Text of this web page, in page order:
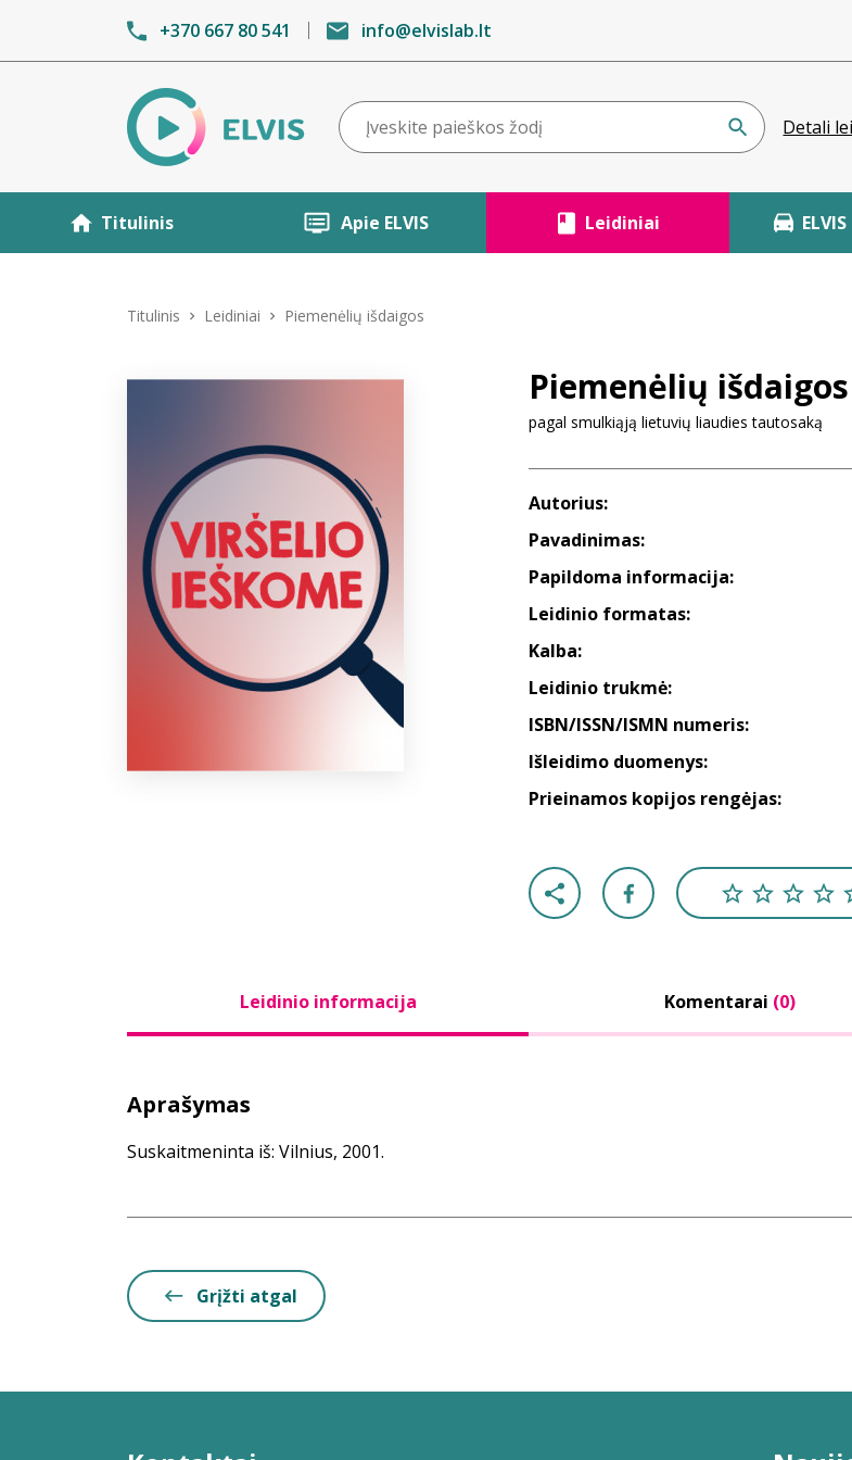
+370 667 80 541 info@elvislab.lt
Detali
Titulinis Apie ELVIS Leidiniai
Titulinis Leidiniai Piemenėlių išdaigos
Piemenėlių išdaigos
pagal smulkiąją lietuvių liaudies tautosaką
Autorius:
Pavadinimas:
Papildoma informacija:
Leidinio formatas:
Kalba:
Leidinio trukmė:
ISBN/ISSN/ISMN numeris:
Išleidimo duomenys:
Prieinamos kopijos rengėjas:
Leidinio informacija Komentarai (0)
Aprašymas
Suskaitmeninta iš: Vilnius, 2001.
Grįžti atgal